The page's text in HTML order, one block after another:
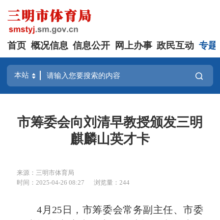
首页 概况信息 信息公开 网上办事 政民互动 专题
市筹委会向刘清早教授颁发三明
麒麟山英才卡
来源：三明市体育局
时间：2025-04-26 08:27
浏览量：244
4月25日，市筹委会常务副主任、市委